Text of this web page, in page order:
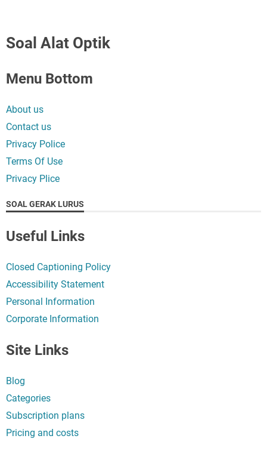
Soal Alat Optik
Menu Bottom
About us
Contact us
Privacy Police
Terms Of Use
Privacy Plice
SOAL GERAK LURUS
Useful Links
Closed Captioning Policy
Accessibility Statement
Personal Information
Corporate Information
Site Links
Blog
Categories
Subscription plans
Pricing and costs